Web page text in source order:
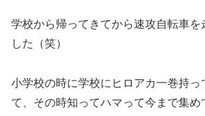
学校から帰ってきてから速攻自転車を
した（笑）
小学校の時に学校にヒロアカ一巻持っ
て、その時知ってハマって今まで集め